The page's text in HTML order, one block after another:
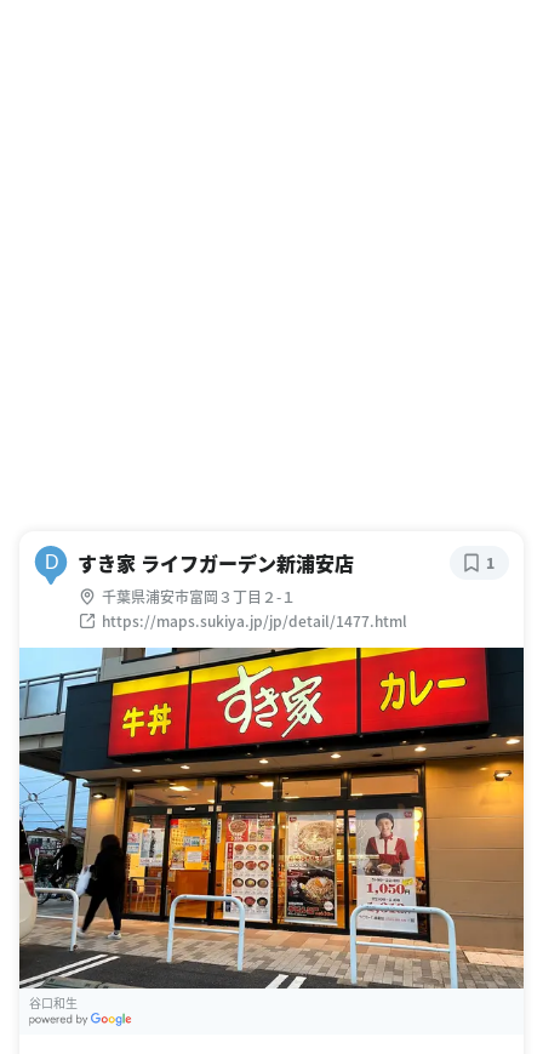
D すき家 ライフガーデン新浦安店
千葉県浦安市富岡３丁目２-１
https://maps.sukiya.jp/jp/detail/1477.html
1
谷口和生